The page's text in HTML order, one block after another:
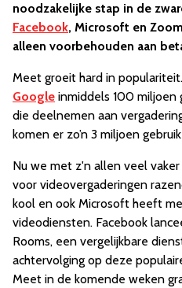
noodzakelijke stap in de
Facebook, Microsoft en
alleen voorbehouden aan
Meet groeit hard in
Google inmiddels 100 miljoen
die deelnemen aan
komen er zo’n 3 miljoen
Nu we met z'n allen veel
voor videovergaderingen
kool en ook Microsoft heeft
videodiensten. Facebook
Rooms, een vergelijkbare
achtervolging op deze
Meet in de komende weken